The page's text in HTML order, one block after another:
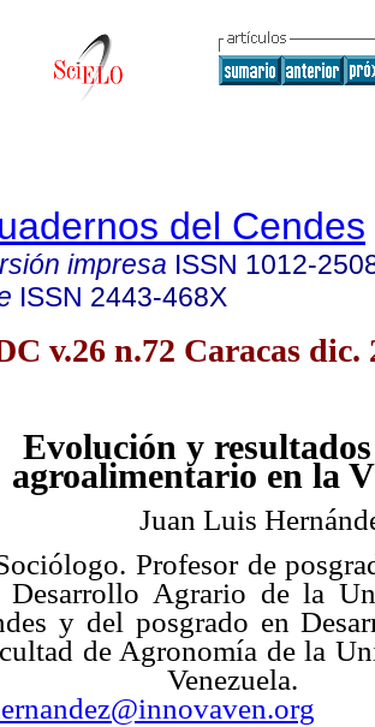
del Cendes
impresa ISSN 1012-
ISSN 2443-468X
v.26 n.72 Caracas dic.
Evolución y
agroalimentario en la
Juan Luis
Profesor de
Desarrollo Agrario de la
y del posgrado en
de Agronomía de la
Venezuela.